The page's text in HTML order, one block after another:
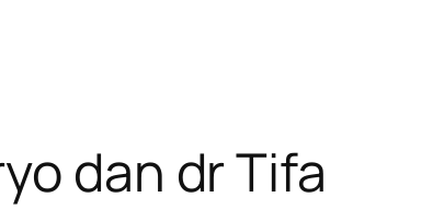
dan dr Tifa